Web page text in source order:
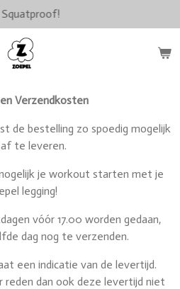
Squatproof!
Verzendkosten
de bestelling zo spoedig mogelijk
te leveren.
je workout starten met je
legging!
vóór 17.00 worden gedaan,
dag nog te verzenden.
een indicatie van de levertijd.
dan ook deze levertijd niet